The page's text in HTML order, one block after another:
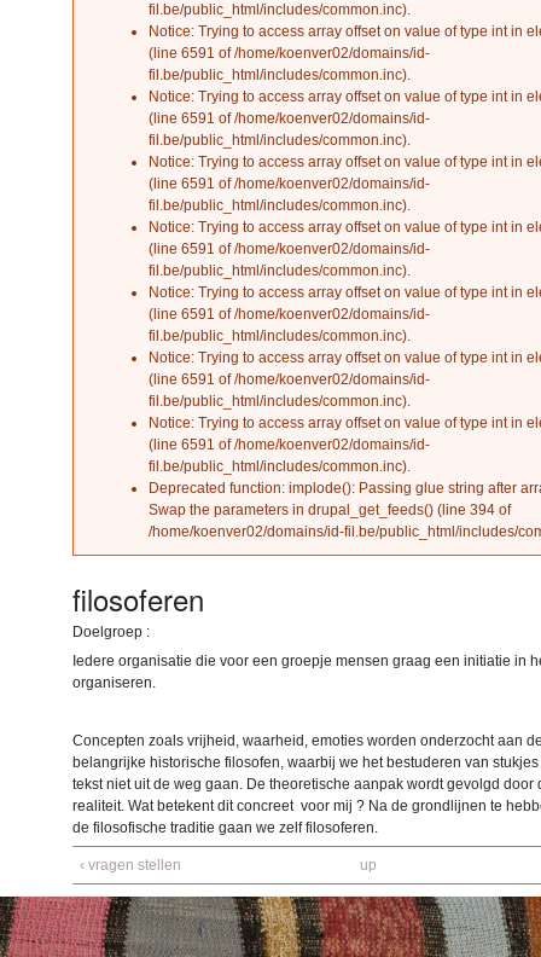
fil.be/public_html/includes/common.inc).
Notice: Trying to access array offset on value of type int in
(line 6591 of/home/koenver02/domains/id-
fil.be/public_html/includes/common.inc).
Notice: Trying to access array offset on value of type int in
(line 6591 of/home/koenver02/domains/id-
fil.be/public_html/includes/common.inc).
Notice: Trying to access array offset on value of type int in
(line 6591 of/home/koenver02/domains/id-
fil.be/public_html/includes/common.inc).
Notice: Trying to access array offset on value of type int in
(line 6591 of/home/koenver02/domains/id-
fil.be/public_html/includes/common.inc).
Notice: Trying to access array offset on value of type int in
(line 6591 of/home/koenver02/domains/id-
fil.be/public_html/includes/common.inc).
Notice: Trying to access array offset on value of type int in
(line 6591 of/home/koenver02/domains/id-
fil.be/public_html/includes/common.inc).
Notice: Trying to access array offset on value of type int in
(line 6591 of/home/koenver02/domains/id-
fil.be/public_html/includes/common.inc).
Deprecated function: implode(): Passing glue string after
Swap the parameters in drupal_get_feeds() (line 394 of
/home/koenver02/domains/id-fil.be/public_html/includes/
filosoferen
Doelgroep :
Iedere organisatie die voor een groepje mensen graag een initiatie in
organiseren.
Concepten zoals vrijheid, waarheid, emoties worden onderzocht aan
belangrijke historische filosofen, waarbij we het bestuderen van
tekst niet uit de weg gaan. De theoretische aanpak wordt gevolgd door
realiteit. Wat betekent dit concreet voor mij ? Na de grondlijnen te
de filosofische traditie gaan we zelf filosoferen.
‹ vragen stellen up